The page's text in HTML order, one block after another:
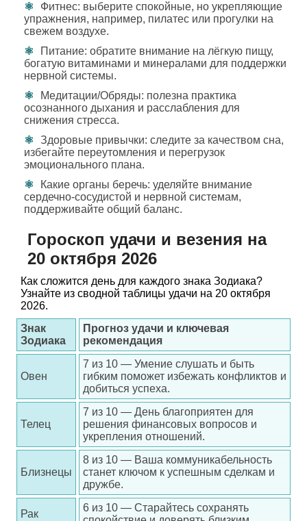
Фитнес: выберите спокойные, но укрепляющие
упражнения, например, пилатес или прогулки на
свежем воздухе.
Питание: обратите внимание на лёгкую пищу,
богатую витаминами и минералами для поддержки
нервной системы.
Медитации/Обряды: полезна практика
осознанного дыхания и расслабления для
снижения стресса.
Здоровые привычки: следите за качеством сна,
избегайте переутомления и перегрузок
эмоционального плана.
Какие органы беречь: уделяйте внимание
сердечно-сосудистой и нервной системам,
поддерживайте общий баланс.
Гороскоп удачи и везения на
20 октября 2026
Как сложится день для каждого знака Зодиака?
Узнайте из сводной таблицы удачи на 20 октября
2026.
Знак
Зодиака
Прогноз удачи и ключевая
рекомендация
Овен
7 из 10 — Умение слушать и быть
гибким поможет избежать конфликтов и
добиться успеха.
Телец
7 из 10 — День благоприятен для
решения финансовых вопросов и
укрепления отношений.
Близнецы
8 из 10 — Ваша коммуникабельность
станет ключом к успешным сделкам и
дружбе.
Рак
6 из 10 — Старайтесь сохранять